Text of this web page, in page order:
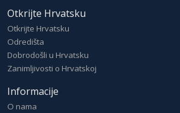
Otkrijte Hrvatsku
Otkrijte Hrvatsku
Odredišta
Dobrodošli u Hrvatsku
Zanimljivosti o Hrvatskoj
Informacije
O nama